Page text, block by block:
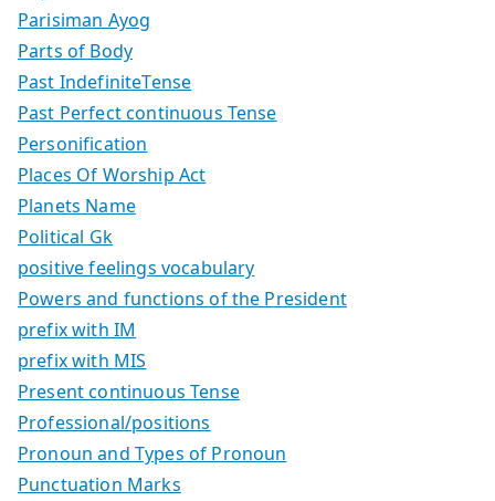
Parisiman Ayog
Parts of Body
Past IndefiniteTense
Past Perfect continuous Tense
Personification
Places Of Worship Act
Planets Name
Political Gk
positive feelings vocabulary
Powers and functions of the President
prefix with IM
prefix with MIS
Present continuous Tense
Professional/positions
Pronoun and Types of Pronoun
Punctuation Marks